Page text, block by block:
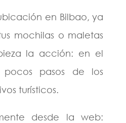
en Bilbao, ya
mochilas o maletas
la acción: en el
pasos de los
turísticos.
desde la web: